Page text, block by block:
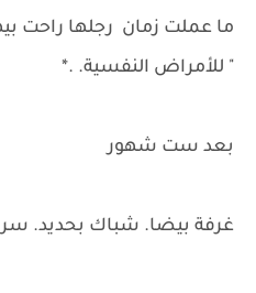
ما عملت زمان رجلها راحت
" للأمراض النفسية. .*
بعد ست شهور
غرفة بيضا. شباك بحديد.